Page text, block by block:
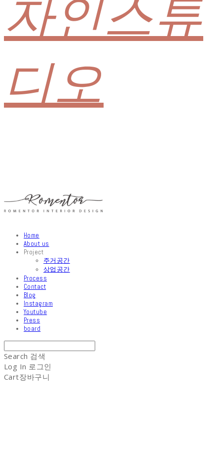
자인스튜
디오
Home
About us
Project
주거공간
상업공간
Process
Contact
Blog
Instagram
Youtube
Press
board
Search 검색
Log In 로그인
Cart장바구니